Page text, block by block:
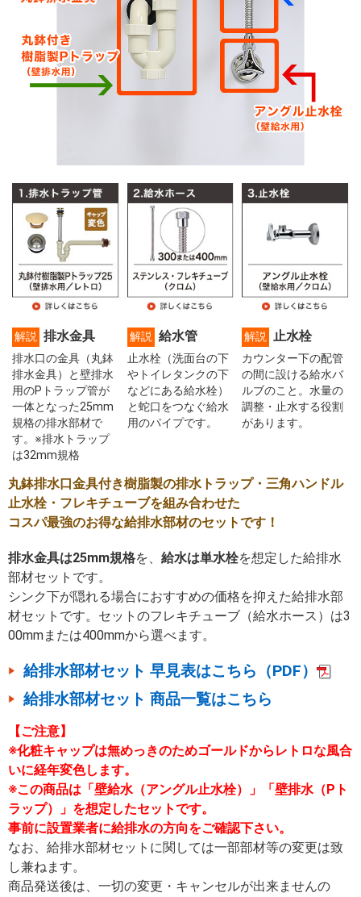
解説 排水金具
排水口の金具（丸鉢
排水金具）と壁排水
用のPトラップ管が
一体となった25mm
規格の排水部材で
す。※排水トラップ
は32mm規格
解説 給水管
止水栓（洗面台の下
やトイレタンクの下
などにある給水栓）
と蛇口をつなぐ給水
用のパイプです。
解説 止水栓
カウンター下の配管
の間に設ける給水バ
ルブのこと。水量の
調整・止水する役割
があります。
丸鉢排水口金具付き樹脂製の排水トラップ・三角ハンドル
止水栓・フレキチューブを組み合わせた
コスパ最強のお得な給排水部材のセットです！
排水金具は25mm規格を、 給水は単水栓を想定した給排水
部材セットです。
シンク下が隠れる場合におすすめの価格を抑えた給排水部
材セットです。セットのフレキチューブ（給水ホース）は3
00mmまたは400mmから選べます。
給排水部材セット 早見表はこちら（PDF）
給排水部材セット 商品一覧はこちら
【ご注意】
※化粧キャップは無めっきのためゴールドからレトロな風合
いに経年変色します。
※この商品は「壁給水（アングル止水栓）」「壁排水（Pト
ラップ）」を想定したセットです。
事前に設置業者に給排水の方向をご確認下さい。
なお、給排水部材セットに関しては一部部材等の変更は致
し兼ねます。
商品発送後は、一切の変更・キャンセルが出来ませんの